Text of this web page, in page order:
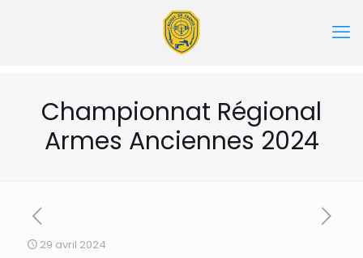
Championnat Régional
Armes Anciennes 2024
29 avril 2024